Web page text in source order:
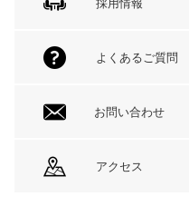
採用情報
よくあるご質問
お問い合わせ
アクセス